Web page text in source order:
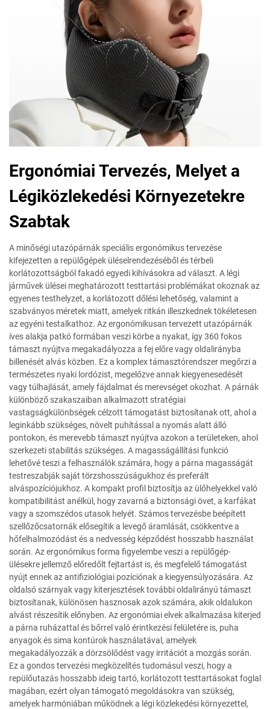
Ergonómiai Tervezés, Melyet a
Légiközlekedési Környezetekre
Szabtak
A minőségi utazópárnák speciális ergonómikus tervezése
kifejezetten a repülőgépek üléselrendezéséből és térbeli
korlátozottságból fakadó egyedi kihívásokra ad választ. A légi
járművek ülései meghatározott testtartási problémákat okoznak az
egyenes testhelyzet, a korlátozott dőlési lehetőség, valamint a
szabványos méretek miatt, amelyek ritkán illeszkednek tökéletesen
az egyéni testalkathoz. Az ergonómikusan tervezett utazópárnák
íves alakja patkó formában veszi körbe a nyakat, így 360 fokos
támaszt nyújtva megakadályozza a fej előre vagy oldalirányba
billenését alvás közben. Ez a komplex támasztórendszer megőrzi a
természetes nyaki lordózist, megelőzve annak kiegyenesedését
vagy túlhajlását, amely fájdalmat és merevséget okozhat. A párnák
különböző szakaszaiban alkalmazott stratégiai
vastagságkülönbségek célzott támogatást biztosítanak ott, ahol a
leginkább szükséges, növelt puhítással a nyomás alatt álló
pontokon, és merevebb támaszt nyújtva azokon a területeken, ahol
szerkezeti stabilitás szükséges. A magasságállítási funkció
lehetővé teszi a felhasználók számára, hogy a párna magasságát
testreszabják saját törzshosszúságukhoz és preferált
alváspozíciójukhoz. A kompakt profil biztosítja az ülőhelyekkel való
kompatibilitást anélkül, hogy zavarná a biztonsági övet, a karfákat
vagy a szomszédos utasok helyét. Számos tervezésbe beépített
szellőzőcsatornák elősegítik a levegő áramlását, csökkentve a
hőfelhalmozódást és a nedvesség képződést hosszabb használat
során. Az ergonómikus forma figyelembe veszi a repülőgép-
ülésekre jellemző előredőlt fejtartást is, és megfelelő támogatást
nyújt ennek az antifiziológiai pozíciónak a kiegyensúlyozására. Az
oldalsó szárnyak vagy kiterjesztések további oldalirányú támaszt
biztosítanak, különösen hasznosak azok számára, akik oldalukon
alvást részesítik előnyben. Az ergonómiai elvek alkalmazása kiterjed
a párna ruházattal és bőrrel való érintkezési felületére is, puha
anyagok és sima kontúrok használatával, amelyek
megakadályozzák a dörzsölődést vagy irritációt a mozgás során.
Ez a gondos tervezési megközelítés tudomásul veszi, hogy a
repülőutazás hosszabb ideig tartó, korlátozott testtartásokat foglal
magában, ezért olyan támogató megoldásokra van szükség,
amelyek harmóniában működnek a légi közlekedési környezettel,